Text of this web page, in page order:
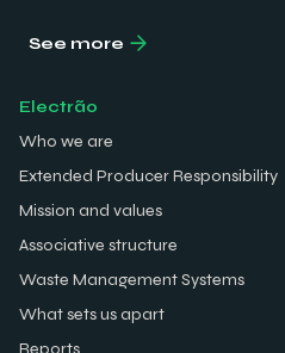
See more
Electrão
Who we are
Extended Producer Responsibility
Mission and values
Associative structure
Waste Management Systems
What sets us apart